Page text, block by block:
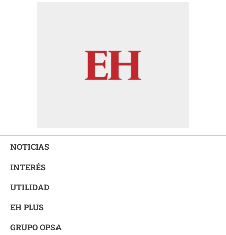
NOTICIAS
INTERÉS
UTILIDAD
EH PLUS
GRUPO OPSA